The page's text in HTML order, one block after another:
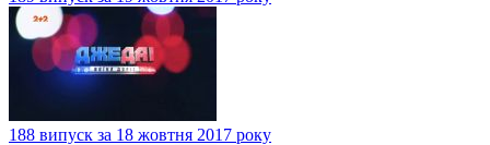
188 випуск за 18 жовтня 2017 року